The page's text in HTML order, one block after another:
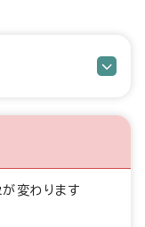
変わります